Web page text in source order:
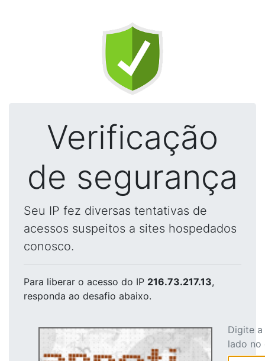
Verificação
de segurança
Seu IP fez diversas tentativas de
acessos suspeitos a sites hospedados
conosco.
Para liberar o acesso do IP 216.73.217.13,
responda ao desafio abaixo.
Digite
lado no